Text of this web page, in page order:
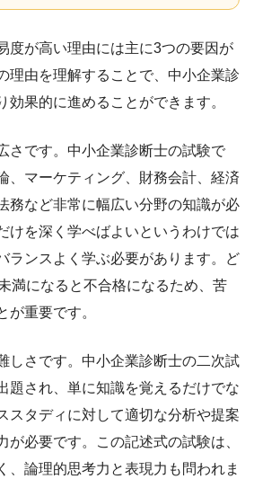
度が高い理由には主に3つの要因が
理由を理解することで、中小企業診
効果的に進めることができます。
さです。中小企業診断士の試験で
、マーケティング、財務会計、経済
務など非常に幅広い分野の知識が必
けを深く学べばよいというわけでは
ランスよく学ぶ必要があります。ど
満になると不合格になるため、苦
が重要です。
しさです。中小企業診断士の二次試
題され、単に知識を覚えるだけでな
スタディに対して適切な分析や提案
が必要です。この記述式の試験は、
、論理的思考力と表現力も問われま